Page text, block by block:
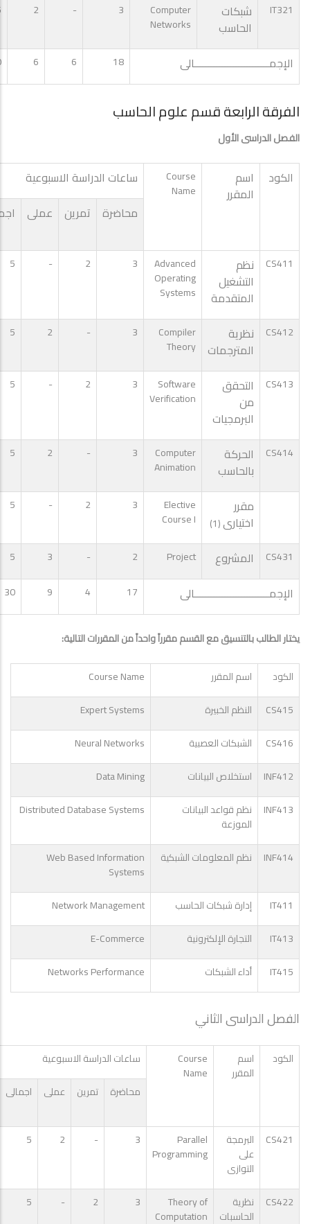
IT321
شبكات
الحاسب
Computer
Networks
3
-
2
الإجمـــــــــــــــــــــــــــالى 18
6
6
الفرقة الرابعة قسم علوم الحاسب
الفصل الدراسى الأول
الكود
اسم
المقرر
Course
Name
ساعات الدراسة الاسبوعية
محاضرة تمرين عملى
CS411
نظم
التشغيل
المتقدمة
Advanced
Operating
Systems
3
2
-
5
CS412
نظرية
المترجمات
Compiler
Theory
3
-
2
5
CS413
التحقق
من
البرمجيات
Software
Verification
3
2
-
5
CS414
الحركة
بالحاسب
Computer
Animation
3
-
2
5
مقرر
اختيارى(1)
Elective
Course I
3
2
-
5
CS431 المشروع Project
2
-
3
5
الإجمـــــــــــــــــــــــــــالى 17
4
9
30
يختار الطالب بالتنسيق مع القسم مقرراً واحداً من المقررات التالية:
الكود اسم المقرر
Course Name
CS415
النظم الخبيرة
Expert Systems
CS416
الشبكات العصبية
Neural Networks
INF412
استخلاص البيانات
Data Mining
INF413
نظم قواعد البيانات
الموزعة
Distributed Database Systems
INF414 نظم المعلومات الشبكية
Web Based Information
Systems
IT411
إدارة شبكات الحاسب
Network Management
IT413
التجارة الإلكترونية
E-Commerce
IT415
أداء الشبكات Networks Performance
الفصل الدراسى الثاني
الكود
اسم
المقرر
Course
Name
ساعات الدراسة الاسبوعية
محاضرة
تمرين عملى اجمالى
CS421
البرمجة
على
التوازى
Parallel
Programming
3
-
2
5
CS422
نظرية
الحاسبات
Theory of
Computation
3
2
-
5